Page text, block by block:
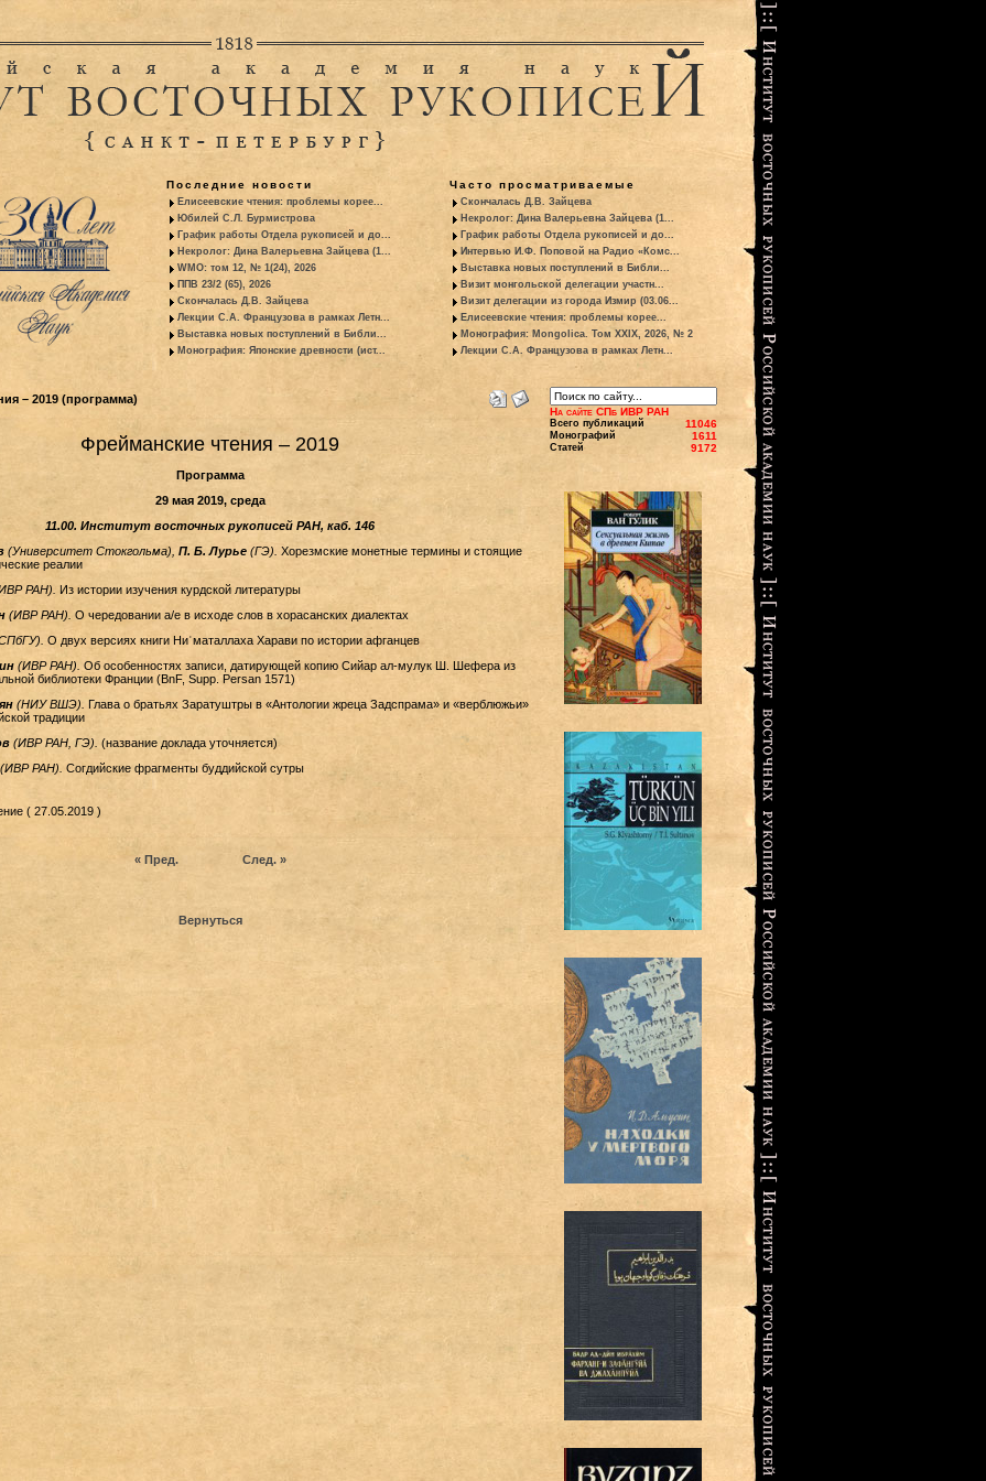
Последние новости
Елисеевские чтения: проблемы корее...
Юбилей С.Л. Бурмистрова
График работы Отдела рукописей и до...
Некролог: Дина Валерьевна Зайцева (1...
WMO: том 12, № 1(24), 2026
ППВ 23/2 (65), 2026
Скончалась Д.В. Зайцева
Лекции С.А. Французова в рамках Летн...
Выставка новых поступлений в Библи...
Монография: Японские древности (ист...
Часто просматриваемые
Скончалась Д.В. Зайцева
Некролог: Дина Валерьевна Зайцева (1...
График работы Отдела рукописей и до...
Интервью И.Ф. Поповой на Радио «Комс...
Выставка новых поступлений в Библи...
Визит монгольской делегации участн...
Визит делегации из города Измир (03.06...
Елисеевские чтения: проблемы корее...
Монография: Mongolica. Том XXIX, 2026, № 2
Лекции С.А. Французова в рамках Летн...
– 2019 (программа)
Фрейманские чтения – 2019
Программа
29 мая 2019, среда
11.00. Институт восточных рукописей РАН, каб. 146
(Университет Стокгольма), П. Б. Лурье (ГЭ). Хорезмские монетные термины и стоящие
реалии
РАН). Из истории изучения курдской литературы
(ИВР РАН). О чередовании а/е в исходе слов в хорасанских диалектах
О двух версиях книги Ниʿматаллаха Харави по истории афганцев
(ИВР РАН). Об особенностях записи, датирующей копию Сийар ал-мулук Ш. Шефера из
библиотеки Франции (BnF, Supp. Persan 1571)
(НИУ ВШЭ).
Глава о братьях Заратуштры в «Антологии жреца Задспрама» и «верблюжьи»
традиции
(ИВР РАН, ГЭ). (название доклада уточняется)
(ИВР РАН). Согдийские фрагменты буддийской сутры
( 27.05.2019 )
« Пред. След. »
Вернуться
На сайте СПб ИВР РАН
Всего публикаций 11046
Монографий 1611
Статей 9172